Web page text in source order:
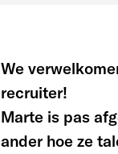
We
recruiter!
Marte is pas
ander hoe ze